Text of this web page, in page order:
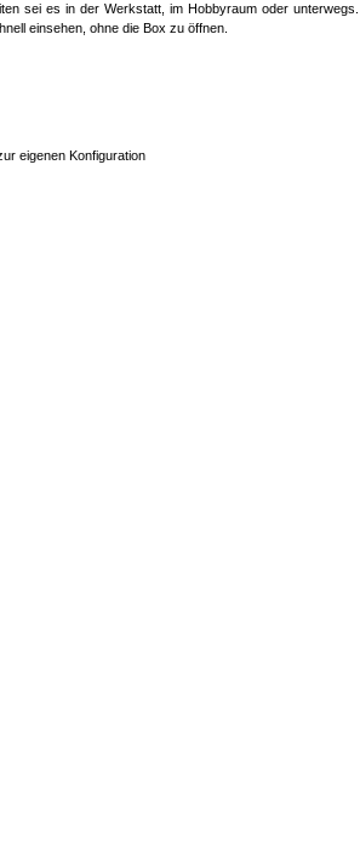
sei es in der Werkstatt, im Hobbyraum oder unterwegs.
einsehen, ohne die Box zu öffnen.
eigenen Konfiguration